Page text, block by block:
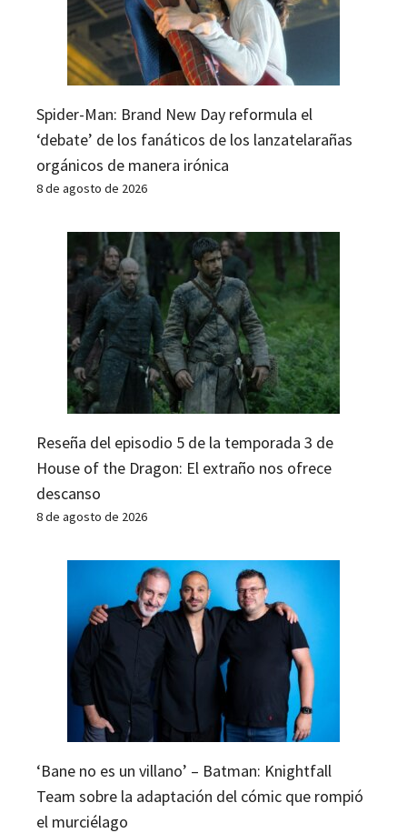
Spider-Man: Brand New Day reformula el
‘debate’ de los fanáticos de los lanzatelarañas
orgánicos de manera irónica
8 de agosto de 2026
Reseña del episodio 5 de la temporada 3 de
House of the Dragon: El extraño nos ofrece
descanso
8 de agosto de 2026
‘Bane no es un villano’ – Batman: Knightfall
Team sobre la adaptación del cómic que rompió
el murciélago